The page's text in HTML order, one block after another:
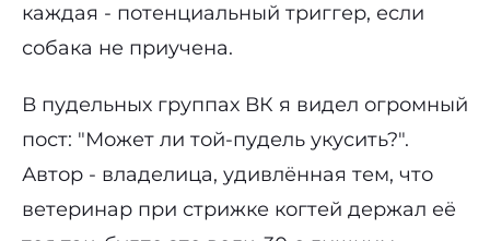
каждая - потенциальный триггер, если
собака не приучена.
В пудельных группах ВК я видел огромный
пост: "Может ли той-пудель укусить?".
Автор - владелица, удивлённая тем, что
ветеринар при стрижке когтей держал её